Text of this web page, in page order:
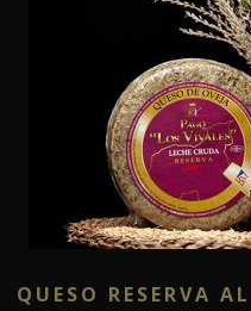
QUESO RESERVA